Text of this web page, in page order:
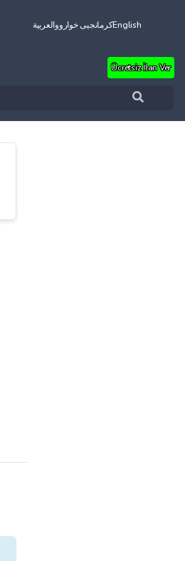
العربيةکرمانجیی خوارووEnglish
Ücretsiz İlan Ver